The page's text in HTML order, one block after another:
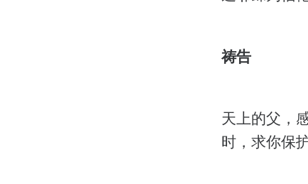
祷告
天上的父，
时，求你保